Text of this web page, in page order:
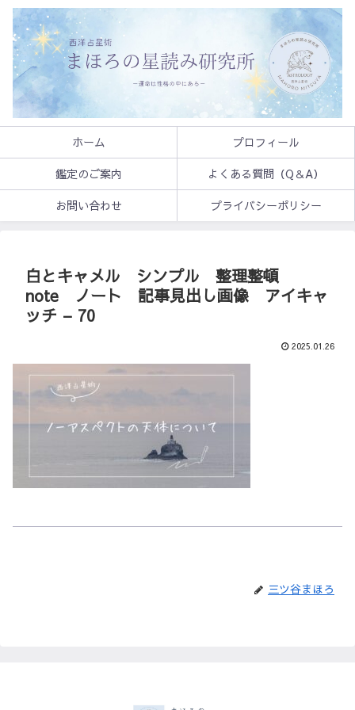
ホーム
プロフィール
鑑定のご案内
よくある質問（Q＆A）
お問い合わせ
プライバシーポリシー
白とキャメル シンプル 整理整頓
note ノート 記事見出し画像 アイキャ
ッチ – 70
2025.01.26
三ツ谷まほろ